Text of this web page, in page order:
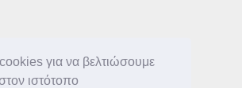
για να βελτιώσουμε
ιστότοπο